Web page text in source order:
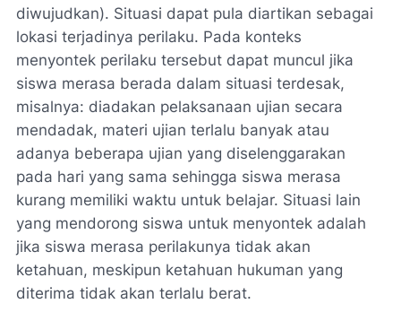
diwujudkan). Situasi dapat pula diartikan sebagai
lokasi terjadinya perilaku. Pada konteks
menyontek perilaku tersebut dapat muncul jika
siswa merasa berada dalam situasi terdesak,
misalnya: diadakan pelaksanaan ujian secara
mendadak, materi ujian terlalu banyak atau
adanya beberapa ujian yang diselenggarakan
pada hari yang sama sehingga siswa merasa
kurang memiliki waktu untuk belajar. Situasi lain
yang mendorong siswa untuk menyontek adalah
jika siswa merasa perilakunya tidak akan
ketahuan, meskipun ketahuan hukuman yang
diterima tidak akan terlalu berat.